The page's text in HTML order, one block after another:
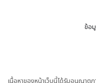
ข้อ
เนื้อหาของหน้าเว็บนี้ได้รับอนุญาตภ